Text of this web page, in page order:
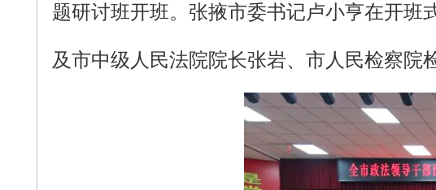
题研讨班开班。张掖市委书记卢小亨在开班
及市中级人民法院院长张岩、市人民检察院